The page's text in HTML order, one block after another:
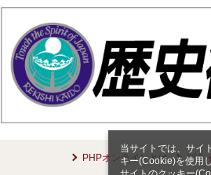
当サイトでは、サイ
キー(Cookie)を使用
PHPオンラインとは
プラ